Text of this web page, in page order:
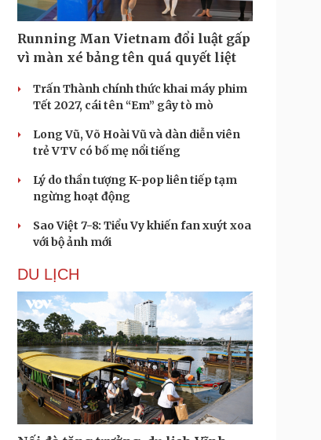
Running Man Vietnam đổi luật gấp
vì màn xé bảng tên quá quyết liệt
Trấn Thành chính thức khai máy phim
Tết 2027, cái tên “Em” gây tò mò
Long Vũ, Võ Hoài Vũ và dàn diễn viên
trẻ VTV có bố mẹ nổi tiếng
Lý do thần tượng K-pop liên tiếp tạm
ngừng hoạt động
Sao Việt 7-8: Tiểu Vy khiến fan xuýt xoa
với bộ ảnh mới
DU LỊCH